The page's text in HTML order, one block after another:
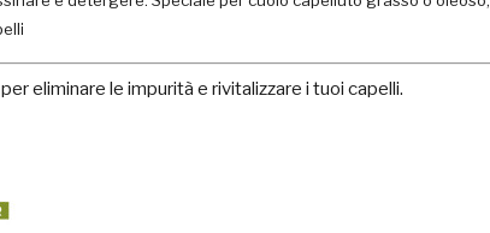
eliminare le impurità e rivitalizzare i tuoi capelli.